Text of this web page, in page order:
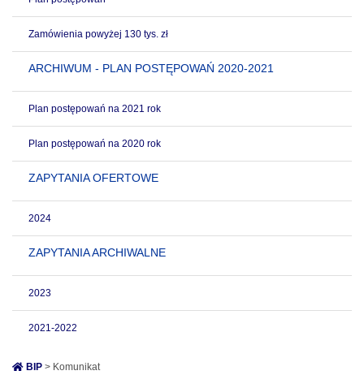
Zamówienia powyżej 130 tys. zł
ARCHIWUM - PLAN POSTĘPOWAŃ 2020-2021
Plan postępowań na 2021 rok
Plan postępowań na 2020 rok
ZAPYTANIA OFERTOWE
2024
ZAPYTANIA ARCHIWALNE
2023
2021-2022
BIP > Komunikat